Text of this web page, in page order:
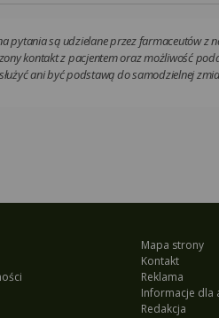
pytania są udzielane przez farmaceutów z
kontakt z pacjentem oraz możliwość
ani być podstawą do samodzielnej
Mapa strony
Kontakt
Reklama
Informacje dla
Redakcja